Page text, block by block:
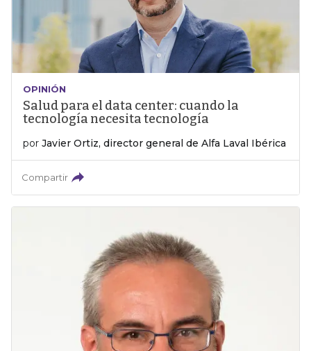
OPINIÓN
Salud para el data center: cuando la
tecnología necesita tecnología
por Javier Ortiz, director general de Alfa Laval Ibérica
Compartir